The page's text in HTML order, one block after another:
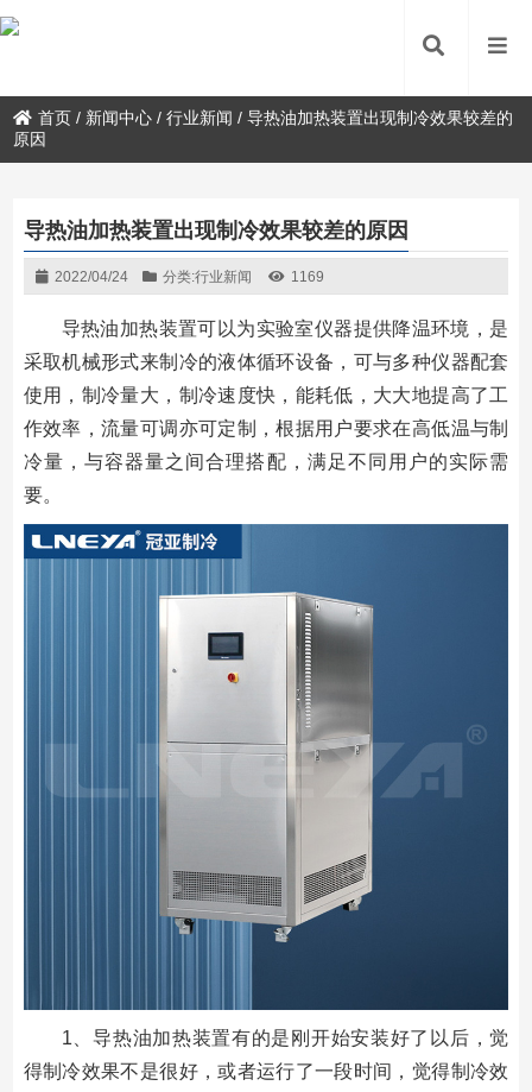
首页 / 新闻中心 /行业新闻 /导热油加热装置出现制冷效果较差的
原因
导热油加热装置出现制冷效果较差的原因
2022/04/24 分类:行业新闻 1169
导热油加热装置可以为实验室仪器提供降温环境，是
采取机械形式来制冷的液体循环设备，可与多种仪器配套
使用，制冷量大，制冷速度快，能耗低，大大地提高了工
作效率，流量可调亦可定制，根据用户要求在高低温与制
冷量，与容器量之间合理搭配，满足不同用户的实际需
要。
1、导热油加热装置有的是刚开始安装好了以后，觉
得制冷效果不是很好，或者运行了一段时间，觉得制冷效